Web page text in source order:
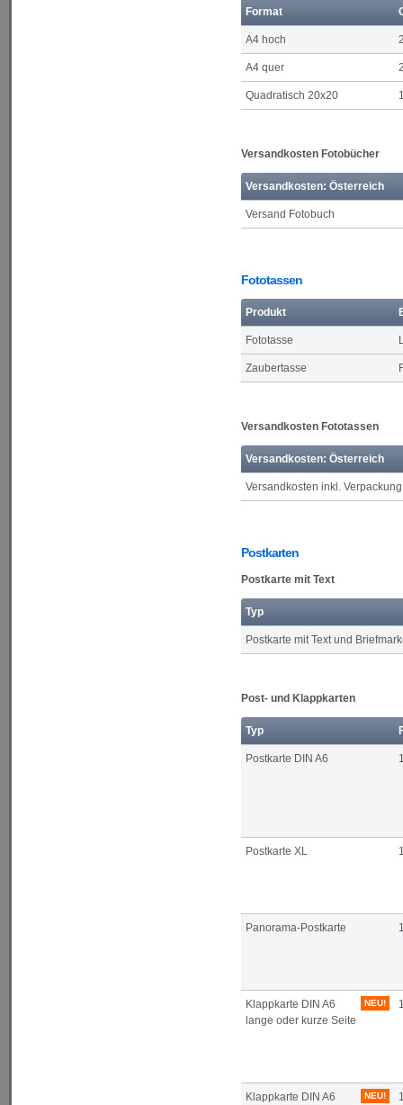
Format
A4 hoch
A4 quer
Quadratisch 20x20
Versandkosten Fotobücher
Versandkosten: Österreich
Versand Fotobuch
Fototassen
Produkt
Fototasse
Zaubertasse
Versandkosten Fototassen
Versandkosten: Österreich
Versandkosten inkl. Verpackung
Postkarten
Postkarte mit Text
Typ
Postkarte mit Text und
Post- und Klappkarten
Typ
Postkarte DIN A6
Postkarte XL
Panorama-Postkarte
Klappkarte DIN A6 NEU!
lange oder kurze Seite
Klappkarte DIN A6 NEU!